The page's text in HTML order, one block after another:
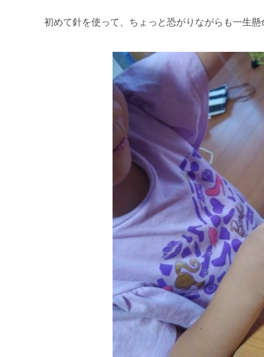
初めて針を使って、ちょっと恐がりながらも一生